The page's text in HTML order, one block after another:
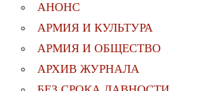
АНОНС
АРМИЯ И КУЛЬТУРА
АРМИЯ И ОБЩЕСТВО
АРХИВ ЖУРНАЛА